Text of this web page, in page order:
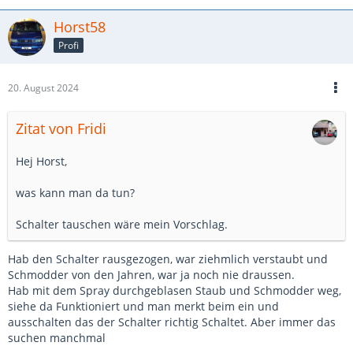
Horst58
Profi
20. August 2024
Zitat von Fridi
Hej Horst,
was kann man da tun?
Schalter tauschen wäre mein Vorschlag.
Hab den Schalter rausgezogen, war ziehmlich verstaubt und
Schmodder von den Jahren, war ja noch nie draussen.
Hab mit dem Spray durchgeblasen Staub und Schmodder weg,
siehe da Funktioniert und man merkt beim ein und
ausschalten das der Schalter richtig Schaltet. Aber immer das
suchen manchmal